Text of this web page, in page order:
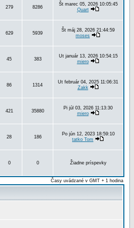
279 8286
Št marec 05, 2026 10:05:45
Quart
629 5939
Št máj 28, 2026 21:44:59
moses
45 383
Ut január 13, 2026 10:54:15
miero
86 1314
Ut február 04, 2025 11:06:31
Zakk
421 35880
Pi júl 03, 2026 11:13:30
miero
28 186
Po jún 12, 2023 18:59:10
tatko Tom
0 0 Žiadne príspevky
Časy uvádzané v GMT + 1 hodina